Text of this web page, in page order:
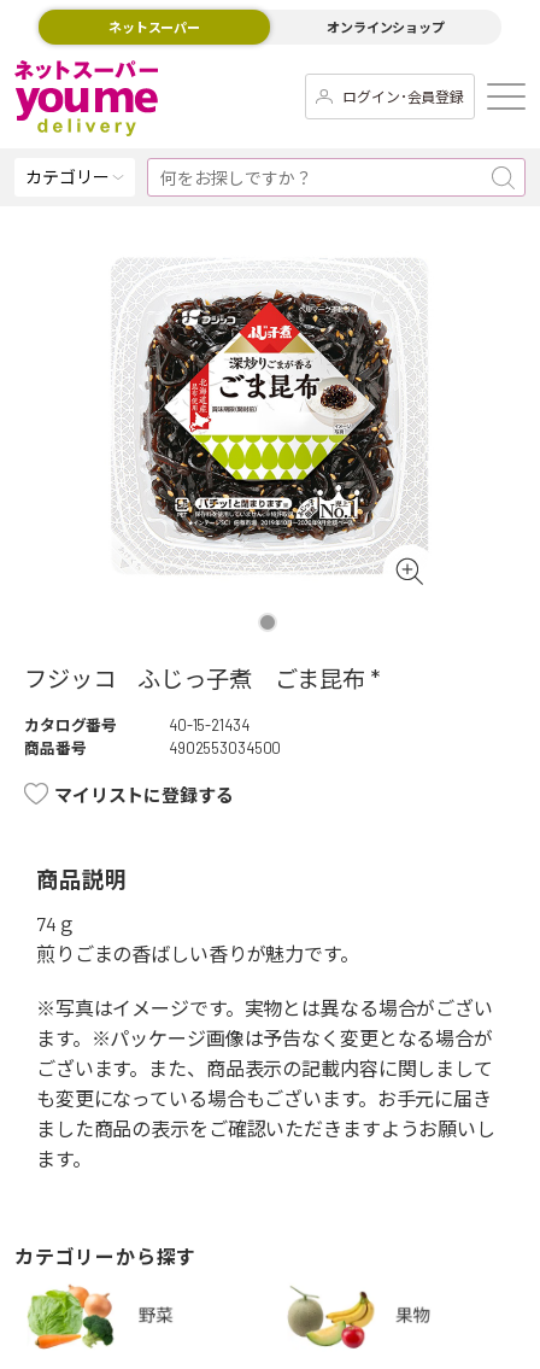
ネットスーパー オンラインショップ
ログイン･会員登録
カテゴリー
フジッコ ふじっ子煮 ごま昆布 *
カタログ番号
40-15-21434
商品番号
4902553034500
マイリストに登録する
商品説明
74ｇ
煎りごまの香ばしい香りが魅力です。
※写真はイメージです。実物とは異なる場合がござい
ます。※パッケージ画像は予告なく変更となる場合が
ございます。また、商品表示の記載内容に関しまして
も変更になっている場合もございます。お手元に届き
ました商品の表示をご確認いただきますようお願いし
ます。
カテゴリーから探す